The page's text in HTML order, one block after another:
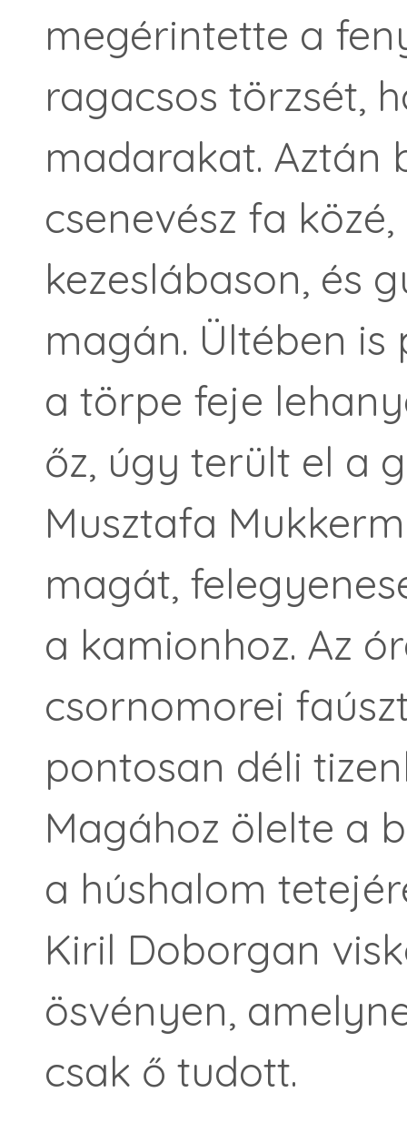
megérintette a
ragacsos törzsét,
madarakat. Aztán
csenevész fa
kezeslábason, és
magán. Ültében
a törpe feje
őz, úgy terült el a
Musztafa
magát,
a kamionhoz. Az
csornomorei
pontosan déli
Magához ölelte a
a húshalom
Kiril Doborgan
ösvényen,
csak ő tudott.